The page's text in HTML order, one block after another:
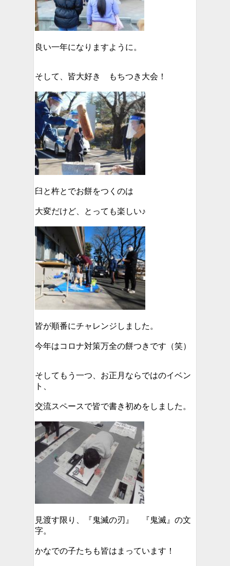
良い一年になりますように。
そして、皆大好き もちつき大会！
臼と杵とでお餅をつくのは
大変だけど、とっても楽しい♪
皆が順番にチャレンジしました。
今年はコロナ対策万全の餅つきです（笑）
そしてもう一つ、お正月ならではのイベン
ト、
交流スペースで皆で書き初めをしました。
見渡す限り、『鬼滅の刃』 『鬼滅』の文
字。
かなでの子たちも皆はまっています！